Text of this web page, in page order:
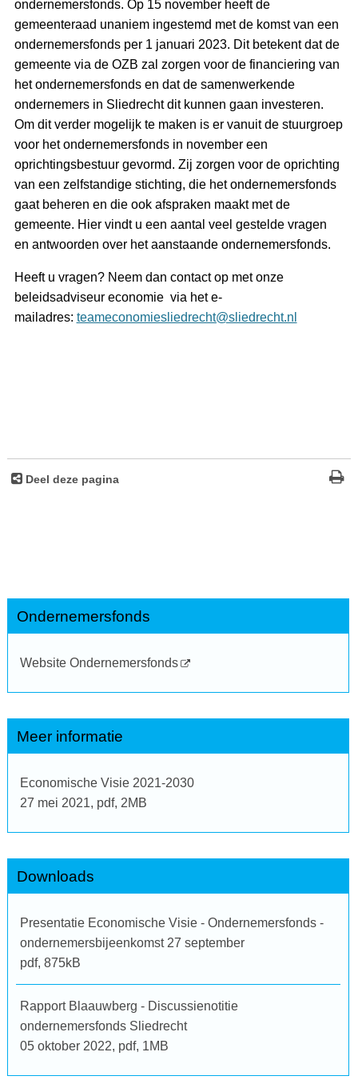
ondernemersfonds. Op 15 november heeft de
gemeenteraad unaniem ingestemd met de komst van een
ondernemersfonds per 1 januari 2023. Dit betekent dat de
gemeente via de OZB zal zorgen voor de financiering van
het ondernemersfonds en dat de samenwerkende
ondernemers in Sliedrecht dit kunnen gaan investeren.
Om dit verder mogelijk te maken is er vanuit de stuurgroep
voor het ondernemersfonds in november een
oprichtingsbestuur gevormd. Zij zorgen voor de oprichting
van een zelfstandige stichting, die het ondernemersfonds
gaat beheren en die ook afspraken maakt met de
gemeente. Hier vindt u een aantal veel gestelde vragen
en antwoorden over het aanstaande ondernemersfonds.
Heeft u vragen? Neem dan contact op met onze
beleidsadviseur economie via het e-
mailadres: teameconomiesliedrecht@sliedrecht.nl
Deel deze pagina
Ondernemersfonds
Website Ondernemersfonds
Meer informatie
Economische Visie 2021-2030
27 mei 2021, pdf, 2MB
Downloads
Presentatie Economische Visie - Ondernemersfonds -
ondernemersbijeenkomst 27 september
pdf, 875kB
Rapport Blaauwberg - Discussienotitie
ondernemersfonds Sliedrecht
05 oktober 2022, pdf, 1MB